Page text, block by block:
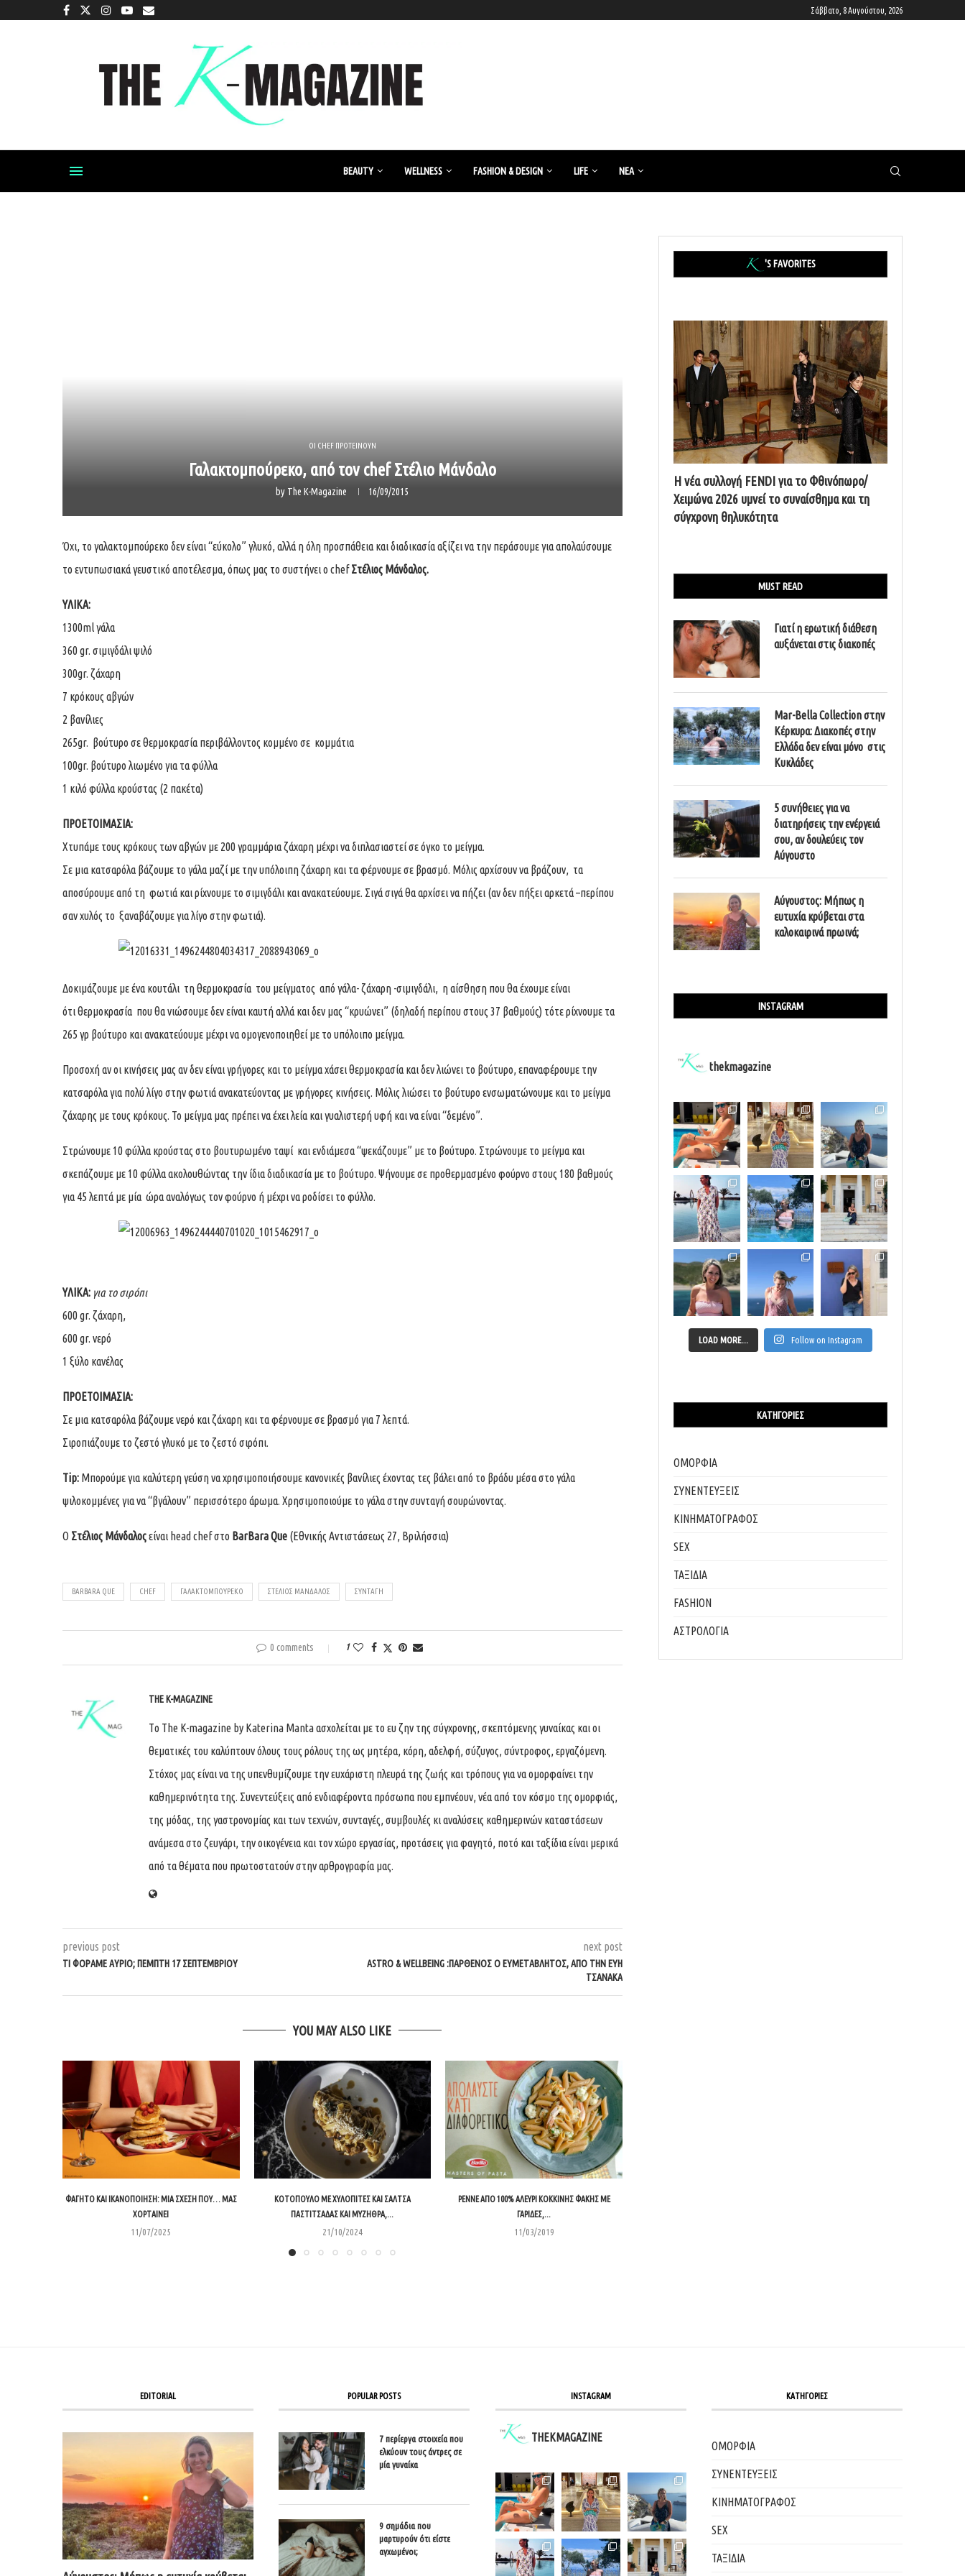
Σάββατο, 8 Αυγούστου, 2026
BEAUTY WELLNESS FASHION & DESIGN LIFE ΝΈΑ
ΟΙ CHEF ΠΡΟΤΕΙΝΟΥΝ
Γαλακτομπούρεκο, από τον chef Στέλιο Μάνδαλο
by The K-Magazine 16/09/2015
Όχι, το γαλακτομπούρεκο δεν είναι “εύκολο” γλυκό, αλλά η όλη προσπάθεια και διαδικασία αξίζει να την περάσουμε για απολαύσουμε
το εντυπωσιακά γευστικό αποτέλεσμα, όπως μας το συστήνει ο chefΣτέλιος Μάνδαλος.
ΥΛΙΚΑ:
1300ml γάλα
360 gr. σιμιγδάλι ψιλό
300gr. ζάχαρη
7 κρόκους αβγών
2 βανίλιες
265gr. βούτυρο σε θερμοκρασία περιβάλλοντος κομμένο σε κομμάτια
100gr. βούτυρο λιωμένο για τα φύλλα
1 κιλό φύλλα κρούστας (2 πακέτα)
ΠΡΟΕΤΟΙΜΑΣΙΑ:
Χτυπάμε τους κρόκους των αβγών με 200 γραμμάρια ζάχαρη μέχρι να διπλασιαστεί σε όγκο το μείγμα.
Σε μια κατσαρόλα βάζουμε το γάλα μαζί με την υπόλοιπη ζάχαρη και τα φέρνουμε σε βρασμό. Μόλις αρχίσουν να βράζουν, τα
αποσύρουμε από τη φωτιά και ρίχνουμε το σιμιγδάλι και ανακατεύουμε. Σιγά σιγά θα αρχίσει να πήζει (αν δεν πήξει αρκετά –περίπου
σαν χυλός το ξαναβάζουμε για λίγο στην φωτιά).
Δοκιμάζουμε με ένα κουτάλι τη θερμοκρασία του μείγματος από γάλα- ζάχαρη -σιμιγδάλι, η αίσθηση που θα έχουμε είναι
ότι θερμοκρασία που θα νιώσουμε δεν είναι καυτή αλλά και δεν μας “κρυώνει” (δηλαδή περίπου στους 37 βαθμούς) τότε ρίχνουμε τα
265 γρ βούτυρο και ανακατεύουμε μέχρι να ομογενοποιηθεί με το υπόλοιπο μείγμα.
Προσοχή αν οι κινήσεις μας αν δεν είναι γρήγορες και το μείγμα χάσει θερμοκρασία και δεν λιώνει το βούτυρο, επαναφέρουμε την
κατσαρόλα για πολύ λίγο στην φωτιά ανακατεύοντας με γρήγορες κινήσεις. Μόλις λιώσει το βούτυρο ενσωματώνουμε και το μείγμα
ζάχαρης με τους κρόκους. Το μείγμα μας πρέπει να έχει λεία και γυαλιστερή υφή και να είναι “δεμένο”.
Στρώνουμε 10 φύλλα κρούστας στο βουτυρωμένο ταψί και ενδιάμεσα “ψεκάζουμε” με το βούτυρο. Στρώνουμε το μείγμα και
σκεπάζουμε με 10 φύλλα ακολουθώντας την ίδια διαδικασία με το βούτυρο. Ψήνουμε σε προθερμασμένο φούρνο στους 180 βαθμούς
για 45 λεπτά με μία ώρα αναλόγως τον φούρνο ή μέχρι να ροδίσει το φύλλο.
ΥΛΙΚΑ: για το σιρόπι
600 gr. ζάχαρη,
600 gr. νερό
1 ξύλο κανέλας
ΠΡΟΕΤΟΙΜΑΣΙΑ:
Σε μια κατσαρόλα βάζουμε νερό και ζάχαρη και τα φέρνουμε σε βρασμό για 7 λεπτά.
Σιροπιάζουμε το ζεστό γλυκό με το ζεστό σιρόπι.
Tip: Μπορούμε για καλύτερη γεύση να χρησιμοποιήσουμε κανονικές βανίλιες έχοντας τες βάλει από το βράδυ μέσα στο γάλα
ψιλοκομμένες για να “βγάλουν” περισσότερο άρωμα. Χρησιμοποιούμε το γάλα στην συνταγή σουρώνοντας.
Ο Στέλιος Μάνδαλοςείναι head chef στο BarBara Que (Εθνικής Αντιστάσεως 27, Βριλήσσια)
BARBARA QUE CHEF ΓΑΛΑΚΤΟΜΠΟΎΡΕΚΟ ΣΤΈΛΙΟΣ ΜΆΝΔΑΛΟΣ ΣΥΝΤΑΓΉ
0 comments 1
THE K-MAGAZINE
Tο The K-magazine by Katerina Manta ασχολείται με το ευ ζην της σύγχρονης, σκεπτόμενης γυναίκας και οι
θεματικές του καλύπτουν όλους τους ρόλους της ως μητέρα, κόρη, αδελφή, σύζυγος, σύντροφος, εργαζόμενη.
Στόχος μας είναι να της υπενθυμίζουμε την ευχάριστη πλευρά της ζωής και τρόπους για να ομορφαίνει την
καθημερινότητα της. Συνεντεύξεις από ενδιαφέροντα πρόσωπα που εμπνέουν, νέα από τον κόσμο της ομορφιάς,
της μόδας, της γαστρονομίας και των τεχνών, συνταγές, συμβουλές κι αναλύσεις καθημερινών καταστάσεων
ανάμεσα στο ζευγάρι, την οικογένεια και τον χώρο εργασίας, προτάσεις για φαγητό, ποτό και ταξίδια είναι μερικά
από τα θέματα που πρωτοστατούν στην αρθρογραφία μας.
previous post
ΤΙ ΦΟΡΆΜΕ ΑΎΡΙΟ; ΠΈΜΠΤΗ 17 ΣΕΠΤΕΜΒΡΊΟΥ
next post
ASTRO & WELLBEING :ΠΑΡΘΈΝΟΣ Ο ΕΥΜΕΤΆΒΛΗΤΟΣ, ΑΠΌ ΤΗΝ ΕΎΗ
ΤΣΑΝΆΚΑ
YOU MAY ALSO LIKE
ΦΑΓΗΤΌ ΚΑΙ ΙΚΑΝΟΠΟΊΗΣΗ: ΜΙΑ ΣΧΈΣΗ ΠΟΥ… ΜΑΣ
ΧΟΡΤΑΊΝΕΙ
11/07/2025
ΚΟΤΟΠΟΥΛΟ ΜΕ ΧΥΛΟΠΙΤΕΣ ΚΑΙ ΣΑΛΤΣΑ
ΠΑΣΤΙΤΣΑΔΑΣ ΚΑΙ ΜΥΖΗΘΡΑ,...
21/10/2024
PENNE ΑΠΌ 100% ΑΛΕΎΡΙ ΚΌΚΚΙΝΗΣ ΦΑΚΉΣ ΜΕ
ΓΑΡΊΔΕΣ,...
11/03/2019
'S FAVORITES
Η νέα συλλογή FENDI για το Φθινόπωρο/
Χειμώνα 2026 υμνεί το συναίσθημα και τη
σύγχρονη θηλυκότητα
MUST READ
Γιατί η ερωτική διάθεση
αυξάνεται στις διακοπές
Mar-Bella Collection στην
Κέρκυρα: Διακοπές στην
Ελλάδα δεν είναι μόνο στις
Κυκλάδες
5 συνήθειες για να
διατηρήσεις την ενέργειά
σου, αν δουλεύεις τον
Αύγουστο
Αύγουστος: Μήπως η
ευτυχία κρύβεται στα
καλοκαιρινά πρωινά;
INSTAGRAM
thekmagazine
LOAD MORE... Follow on Instagram
ΚΑΤΗΓΟΡΊΕΣ
ΟΜΟΡΦΙΑ
ΣΥΝΕΝΤΕΥΞΕΙΣ
ΚΙΝΗΜΑΤΟΓΡΑΦΟΣ
SEX
ΤΑΞΙΔΙΑ
FASHION
ΑΣΤΡΟΛΟΓΙΑ
EDITORIAL POPULAR POSTS
7 περίεργα στοιχεία που
ελκύουν τους άντρες σε
μία γυναίκα
9 σημάδια που
μαρτυρούν ότι είστε
αγχωμένοι;
INSTAGRAM
THEKMAGAZINE
ΚΑΤΗΓΟΡΙΕΣ
ΟΜΟΡΦΙΑ
ΣΥΝΕΝΤΕΥΞΕΙΣ
ΚΙΝΗΜΑΤΟΓΡΑΦΟΣ
SEX
ΤΑΞΙΔΙΑ